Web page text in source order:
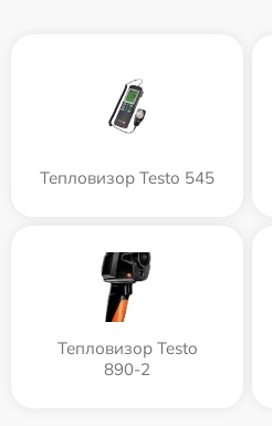
Тепловизор Testo 545
Тепловизор Testo
890-2